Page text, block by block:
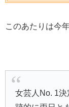
このあたりは今
女芸人No. 1